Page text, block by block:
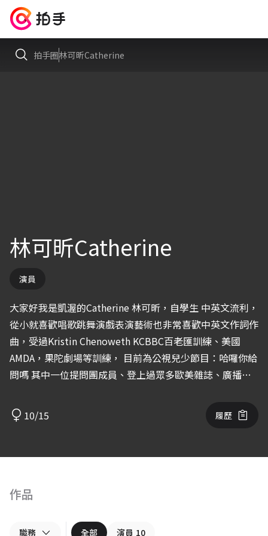
拍手圈林可昕Catherine
林可昕Catherine
演員
大家好我是凱渥的Catherine 林可昕，自學生 中英文流利，
從小就喜歡唱歌跳舞演戲表演藝術也非常喜歡中英文作詞作
曲，受過Kristin Chenoweth KCBBC百老匯訓練、美國
AMDA，果陀劇場等訓練， 目前為公視兒少節目：哈囉你給
問嗎 其中一位提問團成員、登上過眾多歐美雜誌、廣播節
10/15
履歷
作品
職務 全部 演員 10